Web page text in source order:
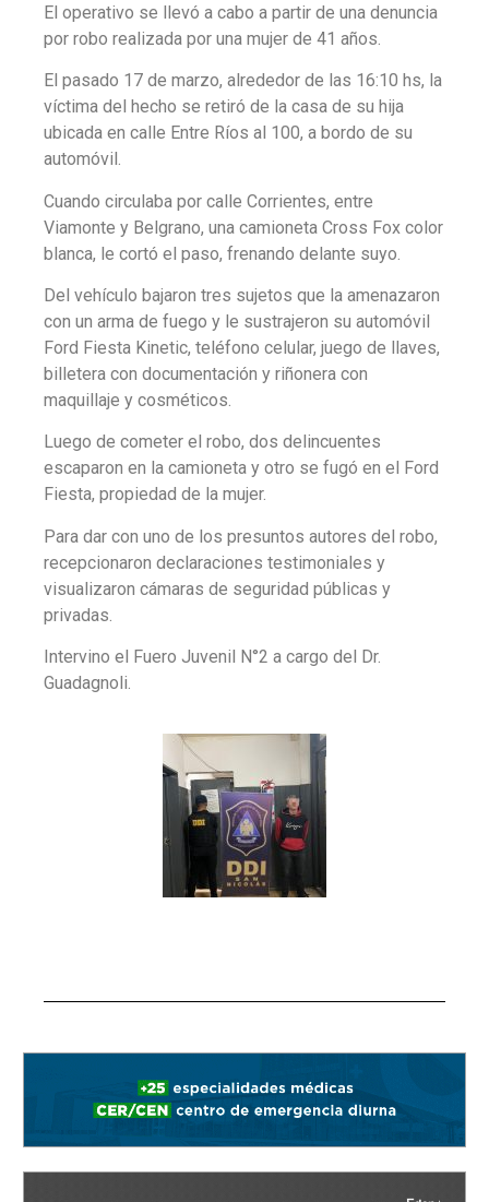
El operativo se llevó a cabo a partir de una denuncia
por robo realizada por una mujer de 41 años.
El pasado 17 de marzo, alrededor de las 16:10 hs, la
víctima del hecho se retiró de la casa de su hija
ubicada en calle Entre Ríos al 100, a bordo de su
automóvil.
Cuando circulaba por calle Corrientes, entre
Viamonte y Belgrano, una camioneta Cross Fox color
blanca, le cortó el paso, frenando delante suyo.
Del vehículo bajaron tres sujetos que la amenazaron
con un arma de fuego y le sustrajeron su automóvil
Ford Fiesta Kinetic, teléfono celular, juego de llaves,
billetera con documentación y riñonera con
maquillaje y cosméticos.
Luego de cometer el robo, dos delincuentes
escaparon en la camioneta y otro se fugó en el Ford
Fiesta, propiedad de la mujer.
Para dar con uno de los presuntos autores del robo,
recepcionaron declaraciones testimoniales y
visualizaron cámaras de seguridad públicas y
privadas.
Intervino el Fuero Juvenil N°2 a cargo del Dr.
Guadagnoli.